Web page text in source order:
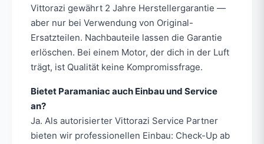
Vittorazi gewährt 2 Jahre Herstellergarantie —
aber nur bei Verwendung von Original-
Ersatzteilen. Nachbauteile lassen die Garantie
erlöschen. Bei einem Motor, der dich in der Luft
trägt, ist Qualität keine Kompromissfrage.
Bietet Paramaniac auch Einbau und Service
an?
Ja. Als autorisierter Vittorazi Service Partner
bieten wir professionellen Einbau: Check-Up ab